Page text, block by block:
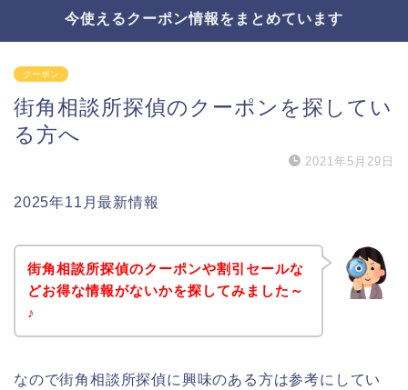
今使えるクーポン情報をまとめています
クーポン
街角相談所探偵のクーポンを探してい
る方へ
2021年5月29日
2025年11月最新情報
街角相談所探偵のクーポンや割引セールな
どお得な情報がないかを探してみました～
♪
なので街角相談所探偵に興味のある方は参考にしてい